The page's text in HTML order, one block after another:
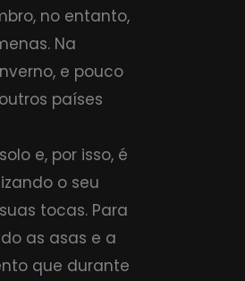
no entanto,
Na
e pouco
países
e, por isso, é
o seu
tocas. Para
as asas e a
que durante